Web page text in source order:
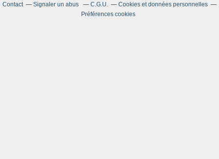
Contact
Signaler un abus C.G.U.
Cookies et données personnelles
Préférences cookies